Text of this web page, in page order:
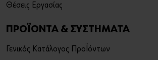
Θέσεις Εργασίας
ΠΡΟΪΟΝΤΑ & ΣΥΣΤΗΜΑΤΑ
Γενικός Κατάλογος Προϊόντων